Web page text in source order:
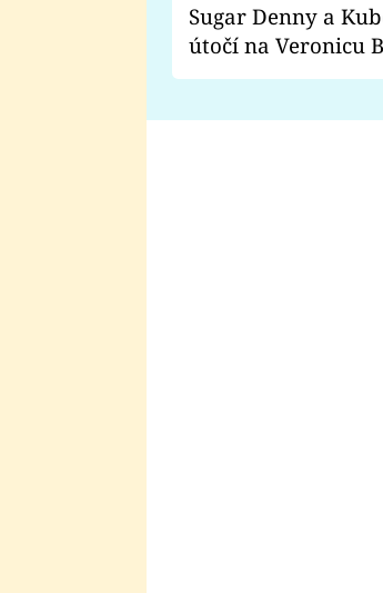
Sugar Denny a
útočí na Veronicu
Proč je podle nich